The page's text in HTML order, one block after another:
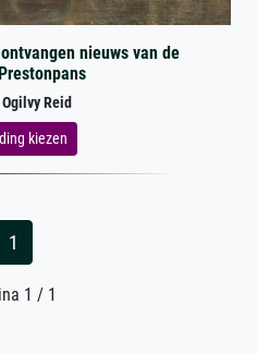
nieuws van de
Reid
kiezen
1
1 / 1